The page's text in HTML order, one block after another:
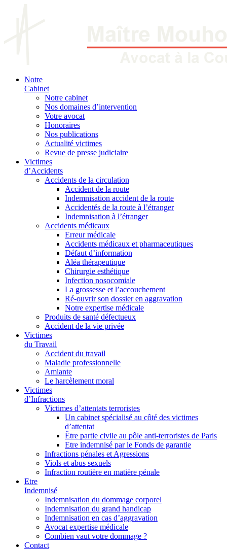
Notre
Cabinet
Notre cabinet
Nos domaines d’intervention
Votre avocat
Honoraires
Nos publications
Actualité victimes
Revue de presse judiciaire
Victimes
d’Accidents
Accidents de la circulation
Accident de la route
Indemnisation accident de la route
Accidentés de la route à l’étranger
Indemnisation à l’étranger
Accidents médicaux
Erreur médicale
Accidents médicaux et pharmaceutiques
Défaut d’information
Aléa thérapeutique
Chirurgie esthétique
Infection nosocomiale
La grossesse et l’accouchement
Ré-ouvrir son dossier en aggravation
Notre expertise médicale
Produits de santé défectueux
Accident de la vie privée
Victimes
du Travail
Accident du travail
Maladie professionnelle
Amiante
Le harcèlement moral
Victimes
d’Infractions
Victimes d’attentats terroristes
Un cabinet spécialisé au côté des victimes
d’attentat
Être partie civile au pôle anti-terroristes de Paris
Etre indemnisé par le Fonds de garantie
Infractions pénales et Agressions
Viols et abus sexuels
Infraction routière en matière pénale
Etre
Indemnisé
Indemnisation du dommage corporel
Indemnisation du grand handicap
Indemnisation en cas d’aggravation
Avocat expertise médicale
Combien vaut votre dommage ?
Contact